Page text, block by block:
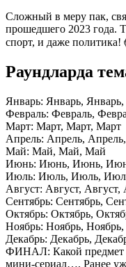
Сложный в меру пак,
прошедшего 2023 года.
спорт, и даже политика!
Раундларда
Январь: Январь,
Февраль: Февраль,
Март: Март, Март, Март
Апрель: Апрель,
Май: Май, Май, Май
Июнь: Июнь, Июнь,
Июль: Июль, Июль,
Август: Август, Август,
Сентябрь: Сентябрь,
Октябрь: Октябрь,
Ноябрь: Ноябрь,
Декабрь: Декабрь,
ФИНАЛ: Какой
мини-сериал…, Ранее